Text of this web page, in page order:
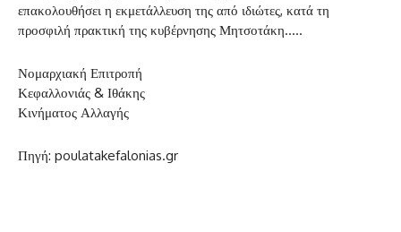
επακολουθήσει η εκμετάλλευση της από ιδιώτες, κατά τη
προσφιλή πρακτική της κυβέρνησης Μητσοτάκη…..
Νομαρχιακή Επιτροπή
Κεφαλλονιάς & Ιθάκης
Κινήματος Αλλαγής
Πηγή: poulatakefalonias.gr